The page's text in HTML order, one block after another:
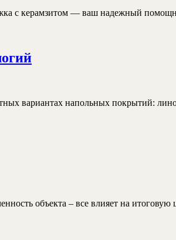
стяжку
квартире,
соседей
с керамзитом — ваш надежный
Бюджетный
кухне:
вариантах напольных покрытий:
объекта – все влияет на